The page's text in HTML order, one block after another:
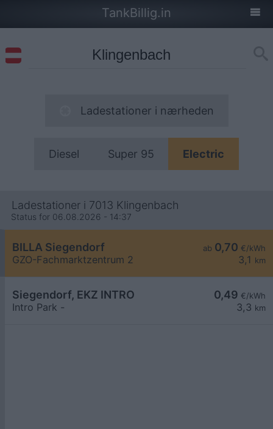
TankBillig.in
Ladestationer i nærheden
Diesel Super 95 Electric
Ladestationer i 7013 Klingenbach
Status for 06.08.2026 - 14:37
ab 0,70 €/kWh
3,1 km
BILLA Siegendorf
GZO-Fachmarktzentrum 2
0,49 €/kWh
3,3 km
Siegendorf, EKZ INTRO
Intro Park -